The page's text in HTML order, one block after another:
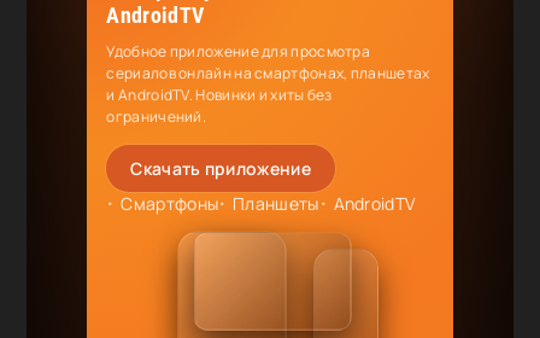
AndroidTV
Удобное приложение для просмотра
сериалов онлайн на смартфонах, планшетах
и AndroidTV. Новинки и хиты без
ограничений.
Скачать приложение
Смартфоны
Планшеты AndroidTV